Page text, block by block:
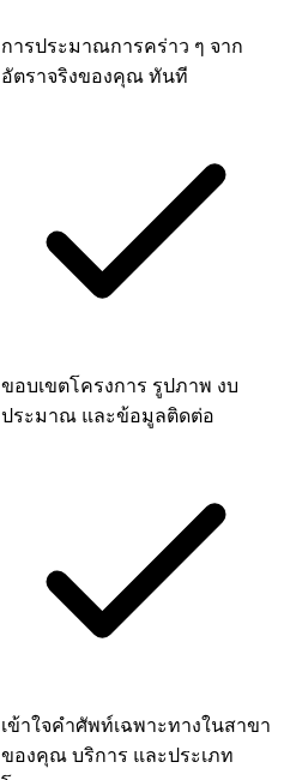
การประมาณการคร่าว ๆ จาก
อัตราจริงของคุณ ทันที
ขอบเขตโครงการ รูปภาพ งบ
ประมาณ และข้อมูลติดต่อ
เข้าใจคำศัพท์เฉพาะทางในสาขา
ของคุณ บริการ และประเภท